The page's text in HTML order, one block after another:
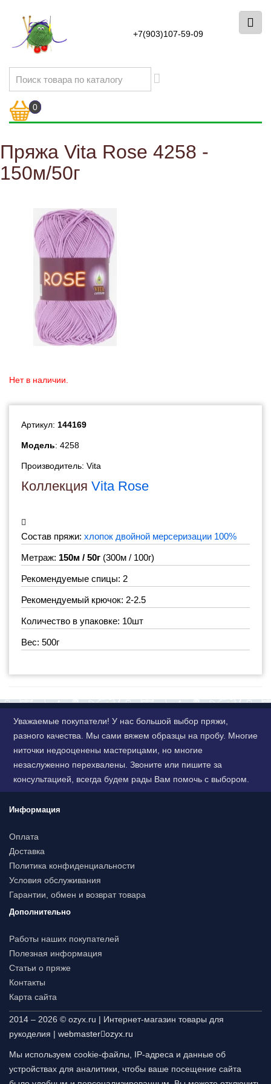
+7(903)107-59-09
0
Пряжа Vita Rose 4258 -
150м/50г
Нет в наличии.
Артикул: 144169
Модель: 4258
Производитель: Vita
Коллекция Vita Rose
Состав пряжи: хлопок двойной мерсеризации 100%
Метраж: 150м / 50г (300м / 100г)
Рекомендуемые спицы: 2
Рекомендуемый крючок: 2-2.5
Количество в упаковке: 10шт
Вес: 500г
Уважаемые покупатели! У нас большой выбор пряжи,
разного качества. Мы сами вяжем образцы на пробу. Многие
ниточки недооценены мастерицами, но многие
незаслуженно перехвалены. Звоните или пишите за
консультацией, всегда будем рады Вам помочь с выбором.
Информация
Оплата
Доставка
Политика конфиденциальности
Условия обслуживания
Гарантии, обмен и возврат товара
Дополнительно
Работы наших покупателей
Полезная информация
Статьи о пряже
Контакты
Карта сайта
2014 – 2026 © ozyx.ru | Интернет-магазин товары для
рукоделия | webmaster ozyx.ru
Мы используем cookie-файлы, IP-адреса и данные об
устройствах для аналитики, чтобы ваше посещение сайта